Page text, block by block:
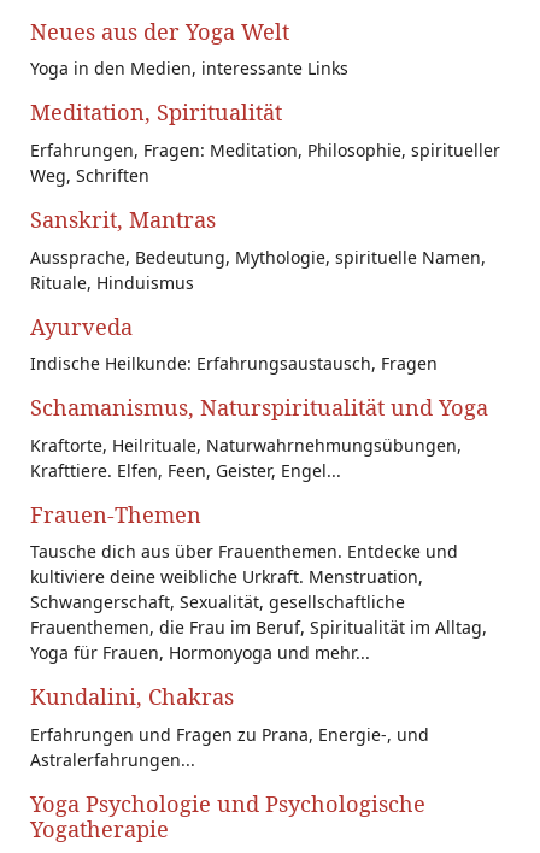
Neues aus der Yoga Welt
Yoga in den Medien, interessante Links
Meditation, Spiritualität
Erfahrungen, Fragen: Meditation, Philosophie, spiritueller
Weg, Schriften
Sanskrit, Mantras
Aussprache, Bedeutung, Mythologie, spirituelle Namen,
Rituale, Hinduismus
Ayurveda
Indische Heilkunde: Erfahrungsaustausch, Fragen
Schamanismus, Naturspiritualität und Yoga
Kraftorte, Heilrituale, Naturwahrnehmungsübungen,
Krafttiere. Elfen, Feen, Geister, Engel...
Frauen-Themen
Tausche dich aus über Frauenthemen. Entdecke und
kultiviere deine weibliche Urkraft. Menstruation,
Schwangerschaft, Sexualität, gesellschaftliche
Frauenthemen, die Frau im Beruf, Spiritualität im Alltag,
Yoga für Frauen, Hormonyoga und mehr...
Kundalini, Chakras
Erfahrungen und Fragen zu Prana, Energie-, und
Astralerfahrungen...
Yoga Psychologie und Psychologische
Yogatherapie